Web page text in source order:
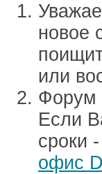
новое
или
Форум
Если
сроки
офис